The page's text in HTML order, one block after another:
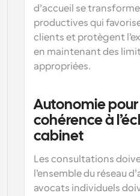
d’accueil se
productives qui
clients et protègent
en maintenant des
appropriées.
Autonomie pour
cohérence à
cabinet
Les consultations
l’ensemble du réseau
avocats individuels